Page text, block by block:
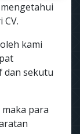
kami
dan sekutu
para